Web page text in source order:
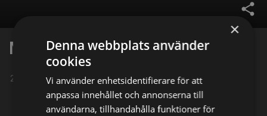
share
Maria Ellingsen
22-01-1964
×
Denna webbplats använder
cookies
Vi använder enhetsidentifierare för att
anpassa innehållet och annonserna till
användarna, tillhandahålla funktioner för